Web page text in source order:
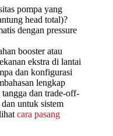
pompa yang
head total)?
dengan pressure
booster atau
ekstra di lantai
dan konfigurasi
lengkap
dan trade-off-
dan untuk sistem
cara pasang